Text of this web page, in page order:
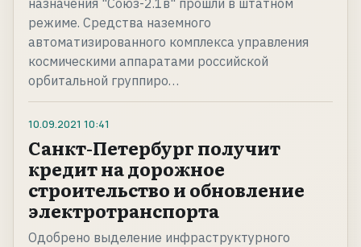
назначения "Союз-2.1в" прошли в штатном
режиме. Средства наземного
автоматизированного комплекса управления
космическими аппаратами российской
орбитальной группиро…
10.09.2021 10:41
Санкт-Петербург получит
кредит на дорожное
строительство и обновление
электротранспорта
Одобрено выделение инфраструктурного